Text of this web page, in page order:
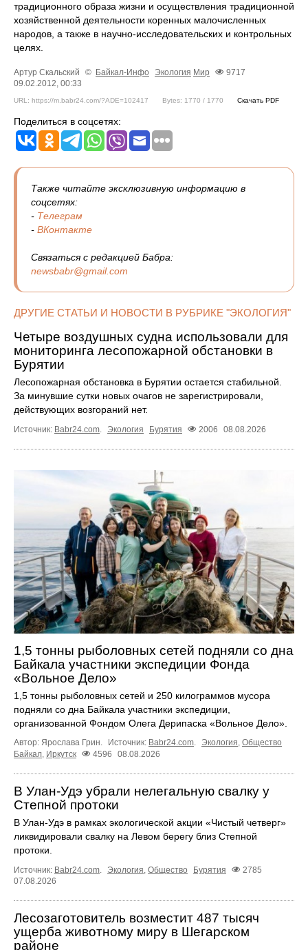
традиционного образа жизни и осуществления традиционной
хозяйственной деятельности коренных малочисленных
народов, а также в научно-исследовательских и контрольных
целях.
Артур Скальский © Байкал-Инфо Экология Мир
9717
09.02.2012, 00:33
URL: https://m.babr24.com/?ADE=102417 Bytes: 1770 / 1770 Скачать PDF
Поделиться в соцсетях:
Также читайте эксклюзивную информацию в
соцсетях:
- Телеграм
- ВКонтакте
Связаться с редакцией Бабра:
newsbabr@gmail.com
ДРУГИЕ СТАТЬИ И НОВОСТИ В РУБРИКЕ "ЭКОЛОГИЯ"
Четыре воздушных судна использовали для
мониторинга лесопожарной обстановки в
Бурятии
Лесопожарная обстановка в Бурятии остается стабильной.
За минувшие сутки новых очагов не зарегистрировали,
действующих возгораний нет.
Источник: Babr24.com. Экология Бурятия 2006 08.08.2026
1,5 тонны рыболовных сетей подняли со дна
Байкала участники экспедиции Фонда
«Вольное Дело»
1,5 тонны рыболовных сетей и 250 килограммов мусора
подняли со дна Байкала участники экспедиции,
организованной Фондом Олега Дерипаска «Вольное Дело».
Автор: Ярослава Грин. Источник: Babr24.com. Экология, Общество
Байкал, Иркутск 4596 08.08.2026
В Улан-Удэ убрали нелегальную свалку у
Степной протоки
В Улан-Удэ в рамках экологической акции «Чистый четверг»
ликвидировали свалку на Левом берегу близ Степной
протоки.
Источник: Babr24.com. Экология, Общество Бурятия
2785
07.08.2026
Лесозаготовитель возместит 487 тысяч
ущерба животному миру в Шегарском
районе